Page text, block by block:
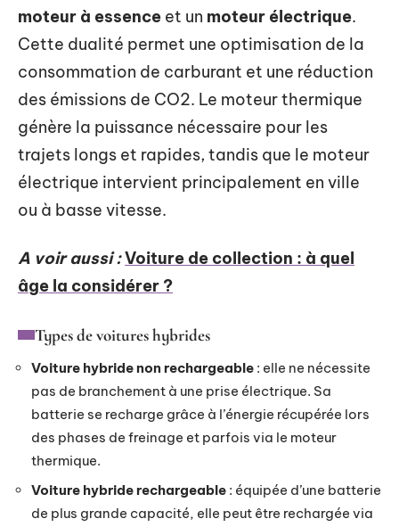
moteur à essence et un moteur électrique.
Cette dualité permet une optimisation de la
consommation de carburant et une réduction
des émissions de CO2. Le moteur thermique
génère la puissance nécessaire pour les
trajets longs et rapides, tandis que le moteur
électrique intervient principalement en ville
ou à basse vitesse.
A voir aussi :Voiture de collection : à quel
âge la considérer ?
Types de voitures hybrides
Voiture hybride non rechargeable : elle ne nécessite
pas de branchement à une prise électrique. Sa
batterie se recharge grâce à l’énergie récupérée lors
des phases de freinage et parfois via le moteur
thermique.
Voiture hybride rechargeable : équipée d’une batterie
de plus grande capacité, elle peut être rechargée via